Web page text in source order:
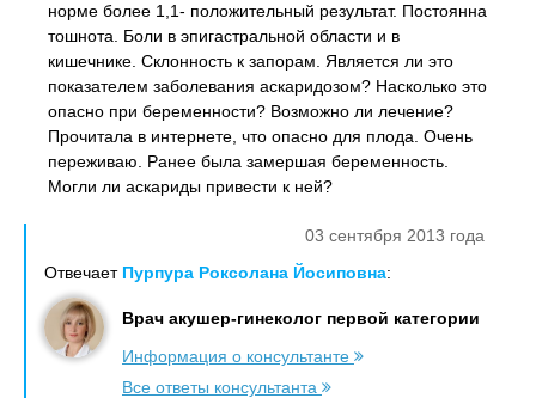
норме более 1,1- положительный результат. Постоянна
тошнота. Боли в эпигастральной области и в
кишечнике. Склонность к запорам. Является ли это
показателем заболевания аскаридозом? Насколько это
опасно при беременности? Возможно ли лечение?
Прочитала в интернете, что опасно для плода. Очень
переживаю. Ранее была замершая беременность.
Могли ли аскариды привести к ней?
03 сентября 2013 года
Отвечает Пурпура Роксолана Йосиповна:
Врач акушер-гинеколог первой категории
Информация о консультанте
Все ответы консультанта